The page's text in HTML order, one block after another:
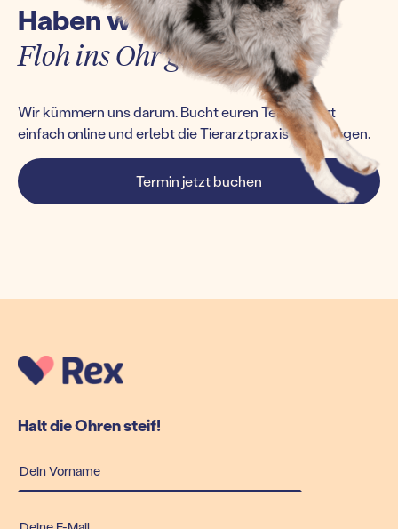
Haben wir euch einen
Floh ins Ohr gesetzt?
Wir kümmern uns darum. Bucht euren Termin jetzt
einfach online und erlebt die Tierarztpraxis von morgen.
Termin jetzt buchen
Halt die Ohren steif!